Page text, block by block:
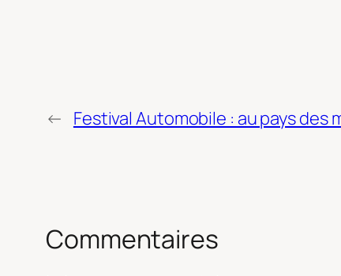
← Festival Automobile : au pays des
Commentaires